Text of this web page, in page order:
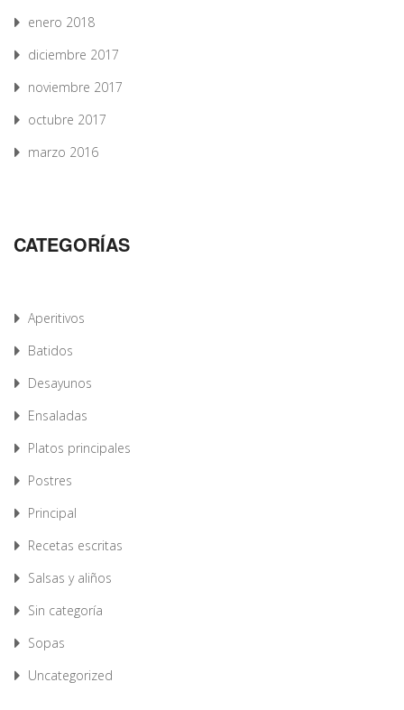
enero 2018
diciembre 2017
noviembre 2017
octubre 2017
marzo 2016
CATEGORÍAS
Aperitivos
Batidos
Desayunos
Ensaladas
Platos principales
Postres
Principal
Recetas escritas
Salsas y aliños
Sin categoría
Sopas
Uncategorized